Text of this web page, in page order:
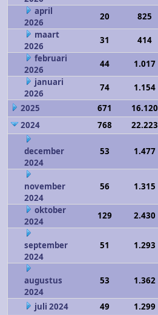
april
2026
20 825
maart
2026
31 414
februari
2026
44 1.017
januari
2026
74 1.154
2025
671 16.120
2024
768 22.223
december
2024
53 1.477
november
2024
56 1.315
oktober
2024
129 2.430
september
2024
51 1.293
augustus
2024
53 1.362
juli 2024 49 1.299